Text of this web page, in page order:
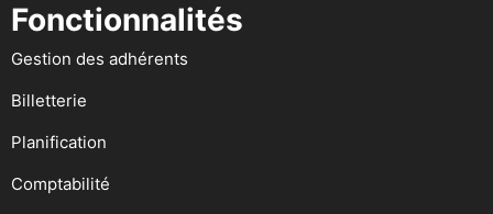
Fonctionnalités
Gestion des adhérents
Billetterie
Planification
Comptabilité